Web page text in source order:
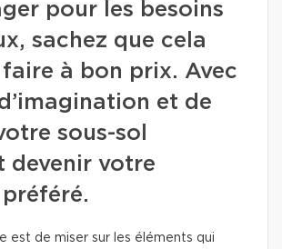
pour les besoins
sachez que cela
à bon prix. Avec
et de
sous-sol
devenir votre
est de miser sur les éléments qui